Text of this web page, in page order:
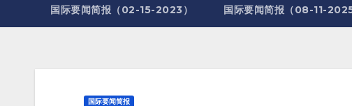
国际要闻简报（02-15-2023） 国际要闻简报（08-11-2025
国际要闻简报